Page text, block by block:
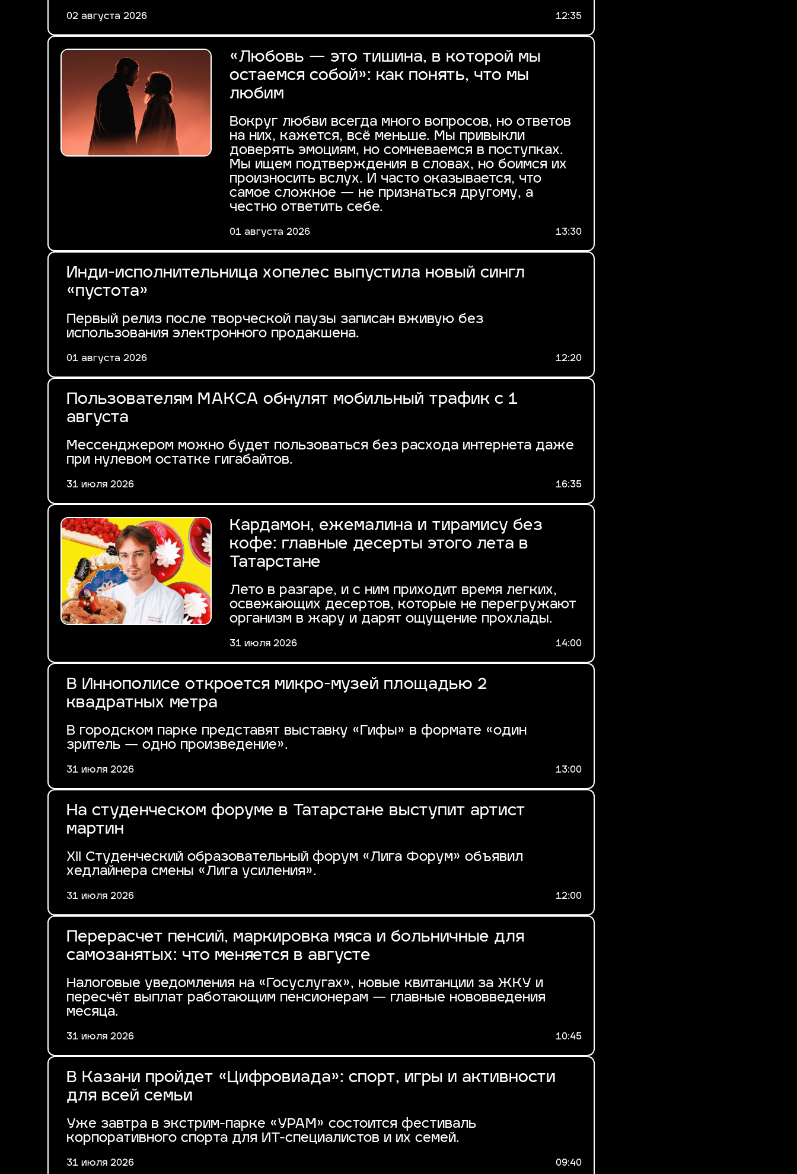
02 августа 2026 12:35
«Любовь — это тишина, в которой мы
остаемся собой»: как понять, что мы
любим
Вокруг любви всегда много вопросов, но ответов
на них, кажется, всё меньше. Мы привыкли
доверять эмоциям, но сомневаемся в поступках.
Мы ищем подтверждения в словах, но боимся их
произносить вслух. И часто оказывается, что
самое сложное — не признаться другому, а
честно ответить себе.
01 августа 2026 13:30
Инди-исполнительница хопелес выпустила новый сингл
«пустота»
Первый релиз после творческой паузы записан вживую без
использования электронного продакшена.
01 августа 2026 12:20
Пользователям МАКСА обнулят мобильный трафик с 1
августа
Мессенджером можно будет пользоваться без расхода интернета даже
при нулевом остатке гигабайтов.
31 июля 2026 16:35
Кардамон, ежемалина и тирамису без
кофе: главные десерты этого лета в
Татарстане
Лето в разгаре, и с ним приходит время легких,
освежающих десертов, которые не перегружают
организм в жару и дарят ощущение прохлады.
31 июля 2026 14:00
В Иннополисе откроется микро-музей площадью 2
квадратных метра
В городском парке представят выставку «Гифы» в формате «один
зритель — одно произведение».
31 июля 2026 13:00
На студенческом форуме в Татарстане выступит артист
мартин
XII Студенческий образовательный форум «Лига Форум» объявил
хедлайнера смены «Лига усиления».
31 июля 2026 12:00
Перерасчет пенсий, маркировка мяса и больничные для
самозанятых: что меняется в августе
Налоговые уведомления на «Госуслугах», новые квитанции за ЖКУ и
пересчёт выплат работающим пенсионерам — главные нововведения
месяца.
31 июля 2026 10:45
В Казани пройдет «Цифровиада»: спорт, игры и активности
для всей семьи
Уже завтра в экстрим-парке «УРАМ» состоится фестиваль
корпоративного спорта для ИТ-специалистов и их семей.
31 июля 2026 09:40